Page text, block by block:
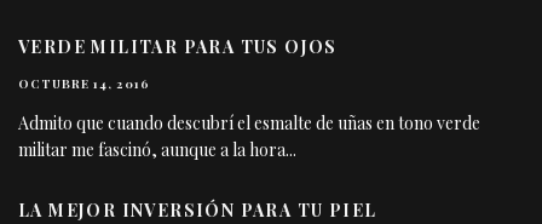
VERDE MILITAR PARA TUS OJOS
OCTUBRE 14, 2016
Admito que cuando descubrí el esmalte de uñas en tono verde
militar me fascinó, aunque a la hora...
LA MEJOR INVERSIÓN PARA TU PIEL